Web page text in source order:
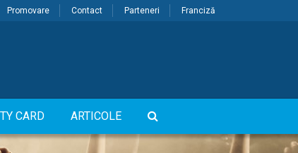
Promovare Contact Parteneri Franciză
CARD ARTICOLE